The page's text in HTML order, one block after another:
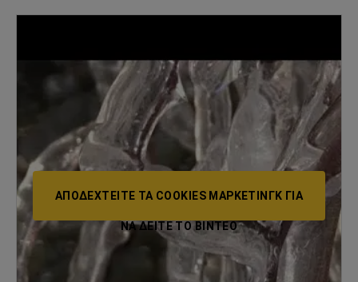
ΑΠΟΔΕΧΤΕΊΤΕ ΤΑ COOKIES ΜΆΡΚΕΤΙΝΓΚ ΓΙΑ
ΝΑ ΔΕΊΤΕ ΤΟ ΒΙΝΤΕΟ